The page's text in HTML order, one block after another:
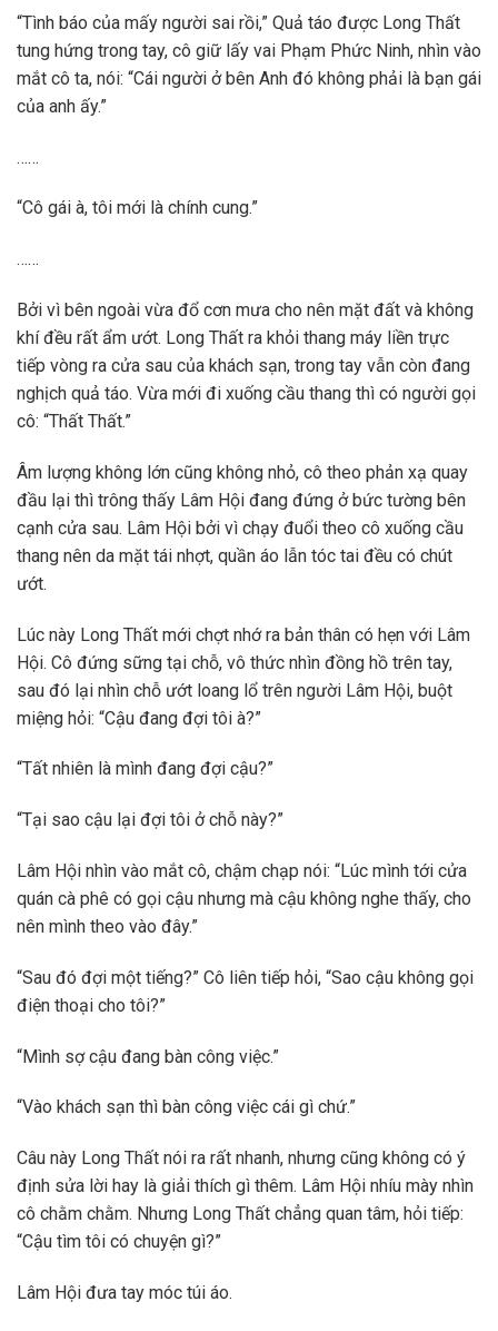
“Tình báo của mấy người sai rồi,” Quả táo được Long Thất
tung hứng trong tay, cô giữ lấy vai Phạm Phức Ninh, nhìn vào
mắt cô ta, nói: “Cái người ở bên Anh đó không phải là bạn gái
của anh ấy.”
……
“Cô gái à, tôi mới là chính cung.”
……
Bởi vì bên ngoài vừa đổ cơn mưa cho nên mặt đất và không
khí đều rất ẩm ướt. Long Thất ra khỏi thang máy liền trực
tiếp vòng ra cửa sau của khách sạn, trong tay vẫn còn đang
nghịch quả táo. Vừa mới đi xuống cầu thang thì có người gọi
cô: “Thất Thất.”
Âm lượng không lớn cũng không nhỏ, cô theo phản xạ quay
đầu lại thì trông thấy Lâm Hội đang đứng ở bức tường bên
cạnh cửa sau. Lâm Hội bởi vì chạy đuổi theo cô xuống cầu
thang nên da mặt tái nhợt, quần áo lẫn tóc tai đều có chút
ướt.
Lúc này Long Thất mới chợt nhớ ra bản thân có hẹn với Lâm
Hội. Cô đứng sững tại chỗ, vô thức nhìn đồng hồ trên tay,
sau đó lại nhìn chỗ ướt loang lổ trên người Lâm Hội, buột
miệng hỏi: “Cậu đang đợi tôi à?”
“Tất nhiên là mình đang đợi cậu?”
“Tại sao cậu lại đợi tôi ở chỗ này?”
Lâm Hội nhìn vào mắt cô, chậm chạp nói: “Lúc mình tới cửa
quán cà phê có gọi cậu nhưng mà cậu không nghe thấy, cho
nên mình theo vào đây.”
“Sau đó đợi một tiếng?” Cô liên tiếp hỏi, “Sao cậu không gọi
điện thoại cho tôi?”
“Mình sợ cậu đang bàn công việc.”
“Vào khách sạn thì bàn công việc cái gì chứ.”
Câu này Long Thất nói ra rất nhanh, nhưng cũng không có ý
định sửa lời hay là giải thích gì thêm. Lâm Hội nhíu mày nhìn
cô chằm chằm. Nhưng Long Thất chẳng quan tâm, hỏi tiếp:
“Cậu tìm tôi có chuyện gì?”
Lâm Hội đưa tay móc túi áo.